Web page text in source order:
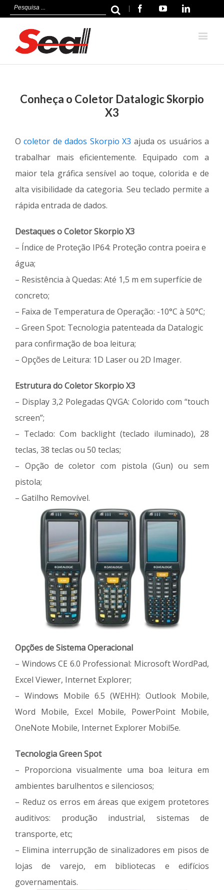
|
FacebookYoutube
Conheça o Coletor Datalogic Skorpio
X3
Ocoletor de dados Skorpio X3 ajuda os usuários a
trabalhar mais eficientemente. Equipado com a
maior tela gráfica sensível ao toque, colorida e de
alta visibilidade da categoria. Seu teclado permite a
rápida entrada de dados.
Destaques o Coletor Skorpio X3
– Índice de Proteção IP64: Proteção contra poeira e
água;
– Resistência à Quedas: Até 1,5 m em superfície de
concreto;
– Faixa de Temperatura de Operação: -10°C à 50°C;
– Green Spot: Tecnologia patenteada da Datalogic
para confirmação de boa leitura;
– Opções de Leitura: 1D Laser ou 2D Imager.
Estrutura do Coletor Skorpio X3
– Display 3,2 Polegadas QVGA: Colorido com “touch
screen”;
– Teclado: Com backlight (teclado iluminado), 28
teclas, 38 teclas ou 50 teclas;
– Opção de coletor com pistola (Gun) ou sem
pistola;
– Gatilho Removível.
Opções de Sistema Operacional
– Windows CE 6.0 Professional: Microsoft WordPad,
Excel Viewer, Internet Explorer;
– Windows Mobile 6.5 (WEHH): Outlook Mobile,
Word Mobile, Excel Mobile, PowerPoint Mobile,
OneNote Mobile, Internet Explorer Mobil5e.
Tecnologia Green Spot
– Proporciona visualmente uma boa leitura em
ambientes barulhentos e silenciosos;
– Reduz os erros em áreas que exigem protetores
auditivos: produção industrial, sistemas de
transporte, etc;
– Elimina interrupção de sinalizadores em pisos de
lojas de varejo, em bibliotecas e edifícios
governamentais.